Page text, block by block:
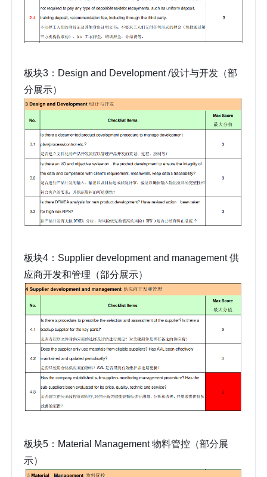
板块3：Design and Development /设计与开发（部
分展示）
板块4：Supplier development and management 供
应商开发和管理（部分展示）
板块5：Material Management 物料管控（部分展
示）